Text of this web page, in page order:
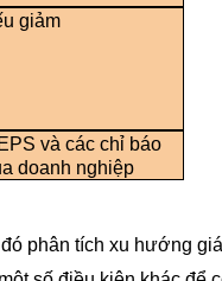
giảm
và các chỉ báo
doanh nghiệp
phân tích xu hướng